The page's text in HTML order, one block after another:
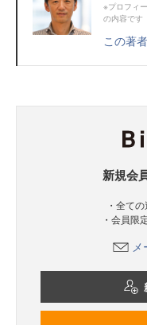
※プロフィ
の内容です
この著
新規会
・全て
・会員限